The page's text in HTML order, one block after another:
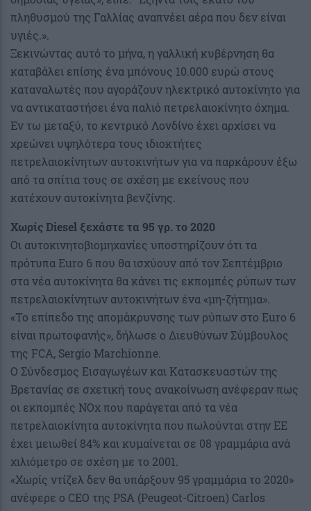
πληθυσμού της Γαλλίας αναπνέει αέρα που δεν είναι
υγιές.».
Ξεκινώντας αυτό το μήνα, η γαλλική κυβέρνηση θα
καταβάλει επίσης ένα μπόνους 10.000 ευρώ στους
καταναλωτές που αγοράζουν ηλεκτρικό αυτοκίνητο για
να αντικαταστήσει ένα παλιό πετρελαιοκίνητο όχημα.
Εν τω μεταξύ, το κεντρικό Λονδίνο έχει αρχίσει να
χρεώνει υψηλότερα τους ιδιοκτήτες
πετρελαιοκίνητων αυτοκινήτων για να παρκάρουν έξω
από τα σπίτια τους σε σχέση με εκείνους που
κατέχουν αυτοκίνητα βενζίνης.
Χωρίς Diesel ξεχάστε τα 95 γρ. το 2020
Οι αυτοκινητοβιομηχανίες υποστηρίζουν ότι τα
πρότυπα Euro 6 που θα ισχύουν από τον Σεπτέμβριο
στα νέα αυτοκίνητα θα κάνει τις εκπομπές ρύπων των
πετρελαιοκίνητων αυτοκινήτων ένα «μη-ζήτημα».
«Το επίπεδο της απομάκρυνσης των ρύπων στο Euro 6
είναι πρωτοφανής», δήλωσε ο Διευθύνων Σύμβουλος
της FCA, Sergio Marchionne.
Ο Σύνδεσμος Εισαγωγέων και Κατασκευαστών της
Βρετανίας σε σχετική τους ανακοίνωση ανέφεραν πως
οι εκπομπές NOx που παράγεται από τα νέα
πετρελαιοκίνητα αυτοκίνητα που πωλούνται στην ΕΕ
έχει μειωθεί 84% και κυμαίνεται σε 08 γραμμάρια ανά
χιλιόμετρο σε σχέση με το 2001.
«Χωρίς ντίζελ δεν θα υπάρξουν 95 γραμμάρια το 2020»
ανέφερε ο CEO της PSA (Peugeot-Citroen) Carlos